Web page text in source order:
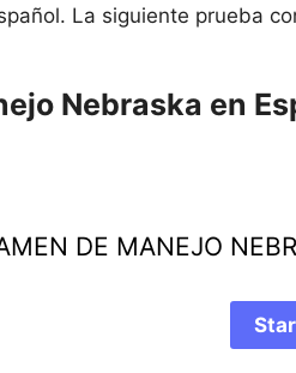
La siguiente prueba
Nebraska en
DE MANEJO